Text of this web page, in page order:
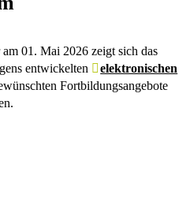
01. Mai 2026 zeigt sich das
entwickelten
elektronischen
Fortbildungsangebote